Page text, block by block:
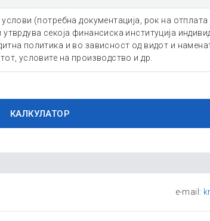
услови (потребна документација, рок на отплата ,
секоја финансиска институција
политика и во зависност од видот и
условите на производство и др.
КАЛКУЛАТОР
e-mail: